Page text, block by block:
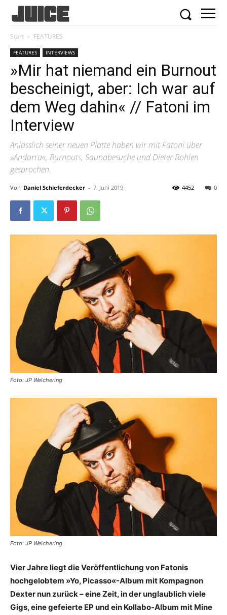
Start FEATURES
FEATURES INTERVIEWS
»Mir hat niemand ein Burnout
bescheinigt, aber: Ich war auf
dem Weg dahin« // Fatoni im
Interview
Anlässlich seiner neuen Platte haben wir mit Fatoni über
»Andorra«, Burnouts, Saunabesuche und Dieter Bohlen
gesprochen.
Von Daniel Schieferdecker - 7. Juni 2019 0
4452
Foto: JP Welchering
Foto: JP Welchering
Vier Jahre liegt die Veröffentlichung von Fatonis
hochgelobtem »Yo, Picasso«-Album mit Kompagnon
Dexter nun zurück – eine Zeit, in der unglaublich viele
Gigs, eine gefeierte EP und ein Kollabo-Album mit Mine